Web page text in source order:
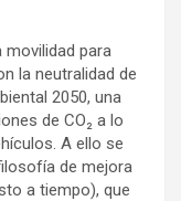
movilidad para
la neutralidad de
2050, una
de CO₂ a lo
A ello se
de mejora
a tiempo), que